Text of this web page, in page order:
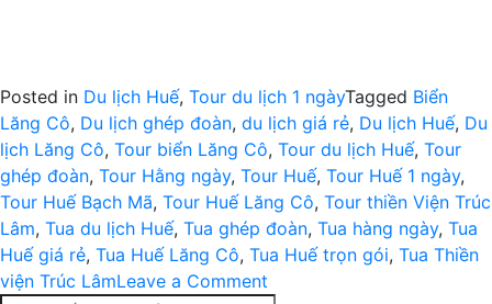
Posted in Du lịch Huế, Tour du lịch 1 ngàyTagged Biển
Lăng Cô, Du lịch ghép đoàn, du lịch giá rẻ, Du lịch Huế, Du
lịch Lăng Cô, Tour biển Lăng Cô, Tour du lịch Huế, Tour
ghép đoàn, Tour Hằng ngày, Tour Huế, Tour Huế 1 ngày,
Tour Huế Bạch Mã, Tour Huế Lăng Cô, Tour thiền Viện Trúc
Lâm, Tua du lịch Huế, Tua ghép đoàn, Tua hàng ngày, Tua
Huế giá rẻ, Tua Huế Lăng Cô, Tua Huế trọn gói, Tua Thiền
viện Trúc LâmLeave a Comment